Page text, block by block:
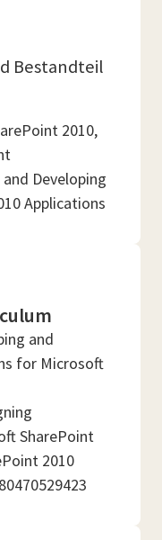
Bestandteil
2010,
Developing
Applications
and
for Microsoft
SharePoint
2010